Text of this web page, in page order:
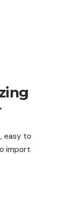
easy to
import